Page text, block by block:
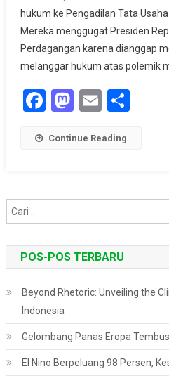
hukum ke Pengadilan Tata
Mereka menggugat Presiden
Perdagangan karena dianggap
melanggar hukum atas polemik
Facebook
Mastodon
Email
Continue Reading
POS-POS TERBARU
Beyond Rhetoric: Unveiling the
Indonesia
Gelombang Panas Eropa
El Nino Berpeluang 98 Persen,